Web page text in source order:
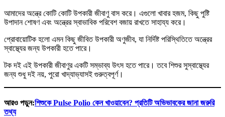
আমাদের অন্ত্রে কোটি কোটি উপকারী জীবাণু বাস করে। এগুলো খাবার হজম, কিছু পুষ্টি
উপাদান শোষণ এবং অন্ত্রের স্বাভাবিক পরিবেশ বজায় রাখতে সাহায্য করে।
প্রোবায়োটিক হলো এমন কিছু জীবিত উপকারী অণুজীব, যা নির্দিষ্ট পরিস্থিতিতে অন্ত্রের
স্বাস্থ্যের জন্য উপকারী হতে পারে।
টক দই এই উপকারী জীবাণুর একটি সম্ভাব্য উৎস হতে পারে। তবে শিশুর সুস্বাস্থ্যের
জন্য শুধু দই নয়, পুরো খাদ্যাভ্যাসই গুরুত্বপূর্ণ।
আরও পড়ুন:শিশুকে Pulse Polio কেন খাওয়াবেন? প্রতিটি অভিভাবকের জানা জরুরি
তথ্য